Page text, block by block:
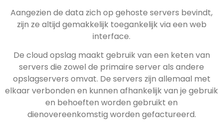
Aangezien de data zich op gehoste servers bevindt,
zijn ze altijd gemakkelijk toegankelijk via een web
interface.
De cloud opslag maakt gebruik van een keten van
servers die zowel de primaire server als andere
opslagservers omvat. De servers zijn allemaal met
elkaar verbonden en kunnen afhankelijk van je gebruik
en behoeften worden gebruikt en
dienovereenkomstig worden gefactureerd.